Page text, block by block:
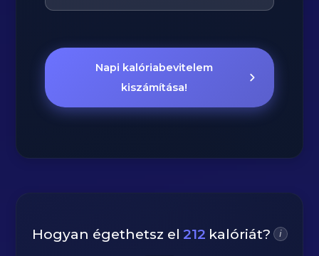
Napi kalóriabevitelem
kiszámítása!
Hogyan égethetsz el 212 kalóriát? i